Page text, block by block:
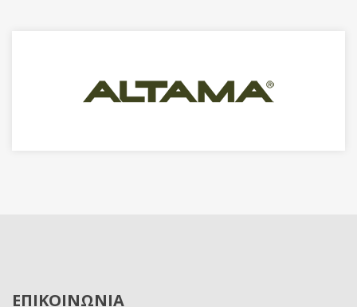
ΕΠΙΚΟΙΝΩΝΙΑ